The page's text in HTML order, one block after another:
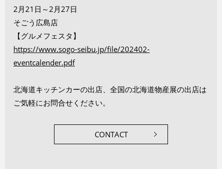
2月21日～2月27日
そごう広島店
【グルメフェスタ】
https://www.sogo-seibu.jp/file/202402-
eventcalender.pdf
北海道キッチンカーの出店、全国の北海道物産展の出店は
ご気軽にお問合せください。
CONTACT